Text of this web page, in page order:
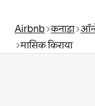
Airbnb कनाडा
मासिक किराया